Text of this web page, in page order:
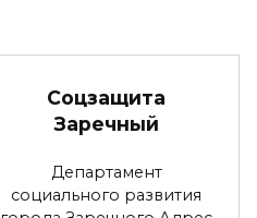
Соцзащита
Заречный
Департамент
социального развития